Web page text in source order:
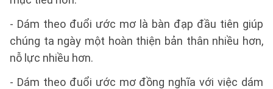
- Dám theo đuổi ước mơ là bàn đạp đầu tiên giúp
chúng ta ngày một hoàn thiện bản thân nhiều hơn,
nỗ lực nhiều hơn.
- Dám theo đuổi ước mơ đồng nghĩa với việc dám